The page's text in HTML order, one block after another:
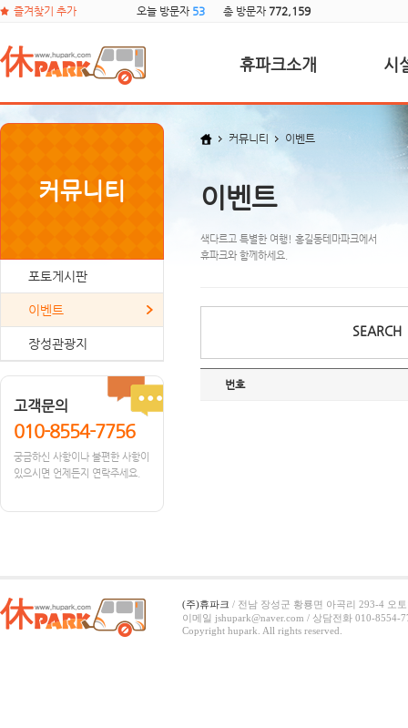
즐겨찾기 추가 오늘 방문자 53 총 방문자 772,159
휴파크소개 시
커뮤니티
포토게시판
이벤트
장성관광지
고객문의
010-8554-7756
궁금하신 사항이나 불편한 사항이
있으시면 언제든지 연락주세요.
커뮤니티 이벤트
이벤트
색다르고 특별한 여행! 홍길동테마파크에서
휴파크와 함께하세요.
SEARCH
번호
(주)휴파크 / 전남 장성군 황룡면 아곡리 293-4 오
이메일 jshupark@naver.com / 상담전화 010-8554-
Copyright hupark. All rights reserved.